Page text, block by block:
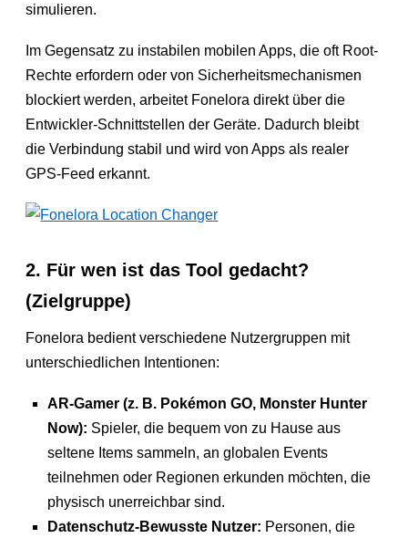
simulieren.
Im Gegensatz zu instabilen mobilen Apps, die oft Root-
Rechte erfordern oder von Sicherheitsmechanismen
blockiert werden, arbeitet Fonelora direkt über die
Entwickler-Schnittstellen der Geräte. Dadurch bleibt
die Verbindung stabil und wird von Apps als realer
GPS-Feed erkannt.
2. Für wen ist das Tool gedacht?
(Zielgruppe)
Fonelora bedient verschiedene Nutzergruppen mit
unterschiedlichen Intentionen:
AR-Gamer (z. B. Pokémon GO, Monster Hunter
Now): Spieler, die bequem von zu Hause aus
seltene Items sammeln, an globalen Events
teilnehmen oder Regionen erkunden möchten, die
physisch unerreichbar sind.
Datenschutz-Bewusste Nutzer: Personen, die